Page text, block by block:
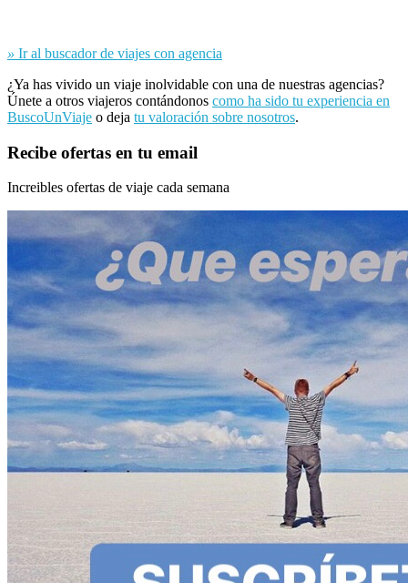
» Ir al buscador de viajes con agencia
¿Ya has vivido un viaje inolvidable con una de nuestras agencias?
Únete a otros viajeros contándonos como ha sido tu experiencia en
BuscoUnViaje o deja tu valoración sobre nosotros.
Recibe ofertas en tu email
Increibles ofertas de viaje cada semana